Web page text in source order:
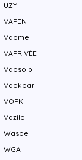
UZY
VAPEN
Vapme
VAPRIVÉE
Vapsolo
Vookbar
VOPK
Vozilo
Waspe
WGA